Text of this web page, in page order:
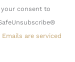
your consent to
Emails are serviced